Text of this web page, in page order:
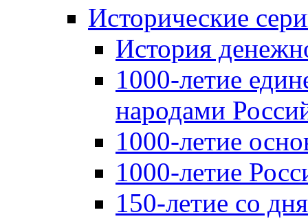
Исторические
История
1000-летие
народами
1000-летие
1000-летие
150-летие со